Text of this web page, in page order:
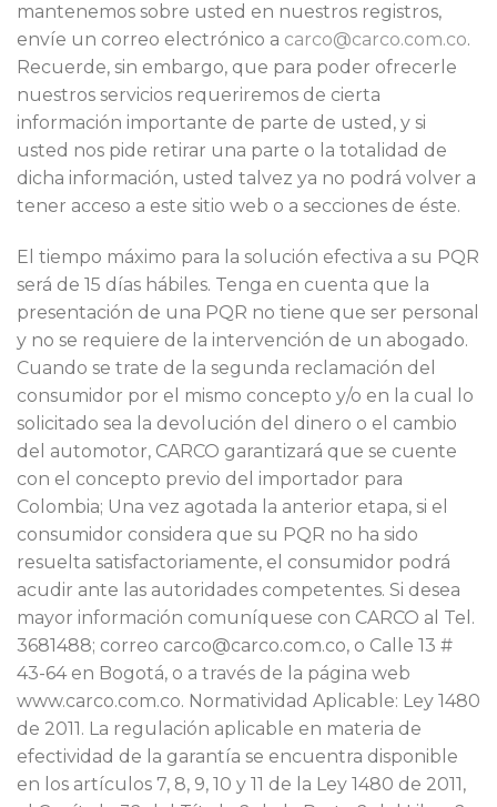
mantenemos sobre usted en nuestros registros,
envíe un correo electrónico a carco@carco.com.co.
Recuerde, sin embargo, que para poder ofrecerle
nuestros servicios requeriremos de cierta
información importante de parte de usted, y si
usted nos pide retirar una parte o la totalidad de
dicha información, usted talvez ya no podrá volver a
tener acceso a este sitio web o a secciones de éste.
El tiempo máximo para la solución efectiva a su PQR
será de 15 días hábiles. Tenga en cuenta que la
presentación de una PQR no tiene que ser personal
y no se requiere de la intervención de un abogado.
Cuando se trate de la segunda reclamación del
consumidor por el mismo concepto y/o en la cual lo
solicitado sea la devolución del dinero o el cambio
del automotor, CARCO garantizará que se cuente
con el concepto previo del importador para
Colombia; Una vez agotada la anterior etapa, si el
consumidor considera que su PQR no ha sido
resuelta satisfactoriamente, el consumidor podrá
acudir ante las autoridades competentes. Si desea
mayor información comuníquese con CARCO al Tel.
3681488; correo carco@carco.com.co, o Calle 13 #
43-64 en Bogotá, o a través de la página web
www.carco.com.co. Normatividad Aplicable: Ley 1480
de 2011. La regulación aplicable en materia de
efectividad de la garantía se encuentra disponible
en los artículos 7, 8, 9, 10 y 11 de la Ley 1480 de 2011,